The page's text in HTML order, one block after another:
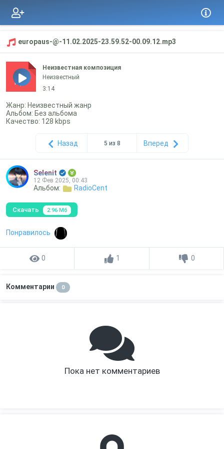
europaus-@-11.02.2025-23.59.52-00.09.12.mp3
mp3
Неизвестная композиция
Неизвестный
3:14
Жанр: Неизвестный жанр
Альбом: Без альбома
Качество: 128 kbps
Назад 5 из 8 Вперед
Selenit
12 Фев 2025, 00:43
Альбом: RadioCent
Скачать 2.96 Мб
Понравилось
0 1 0
Комментарии 0
Пока нет комментариев